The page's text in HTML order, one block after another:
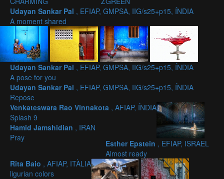
Udayan Sankar Pal , EFIAP, GMPSA, IIG/s25+p15, ÍNDIA
A moment shared
Udayan Sankar Pal , EFIAP, GMPSA, IIG/s25+p15, ÍNDIA
A pose for you
Udayan Sankar Pal , EFIAP, GMPSA, IIG/s25+p15, ÍNDIA
Repose
Venkateswara Rao Vinnakota , AFIAP, ÍNDIA
Splash 9
Hamid Jamshidian , IRAN
Pray
Esther Epstein , EFIAP, ISRAEL
Almost ready
Rita Baio , AFIAP, ITÀLIA
ligurian colors